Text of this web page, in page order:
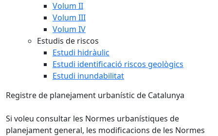
Volum II
Volum III
Volum IV
Estudis de riscos
Estudi hidràulic
Estudi identificació riscos geològics
Estudi inundabilitat
Registre de planejament urbanístic de Catalunya
Si voleu consultar les Normes urbanístiques de
planejament general, les modificacions de les Normes